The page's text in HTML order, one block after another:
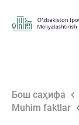
Бош саҳифа
Muhim faktlar